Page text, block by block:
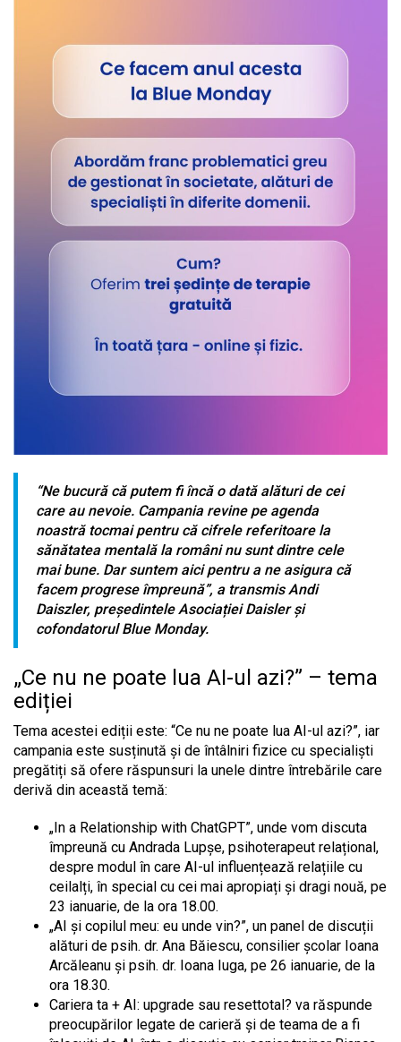
“Ne bucură că putem fi încă o dată alături de cei
care au nevoie. Campania revine pe agenda
noastră tocmai pentru că cifrele referitoare la
sănătatea mentală la români nu sunt dintre cele
mai bune. Dar suntem aici pentru a ne asigura că
facem progrese împreună”, a transmis Andi
Daiszler, președintele Asociației Daisler și
cofondatorul Blue Monday.
„Ce nu ne poate lua AI-ul azi?” – tema
ediției
Tema acestei ediții este: “Ce nu ne poate lua AI-ul azi?”, iar
campania este susținută și de întâlniri fizice cu specialiști
pregătiți să ofere răspunsuri la unele dintre întrebările care
derivă din această temă:
„In a Relationship with ChatGPT”, unde vom discuta
împreună cu Andrada Lupșe, psihoterapeut relațional,
despre modul în care AI-ul influențează relațiile cu
ceilalți, în special cu cei mai apropiați și dragi nouă, pe
23 ianuarie, de la ora 18.00.
„AI și copilul meu: eu unde vin?”, un panel de discuții
alături de psih. dr. Ana Băiescu, consilier școlar Ioana
Arcăleanu și psih. dr. Ioana Iuga, pe 26 ianuarie, de la
ora 18.30.
Cariera ta + AI: upgrade sau resettotal? va răspunde
preocupărilor legate de carieră și de teama de a fi